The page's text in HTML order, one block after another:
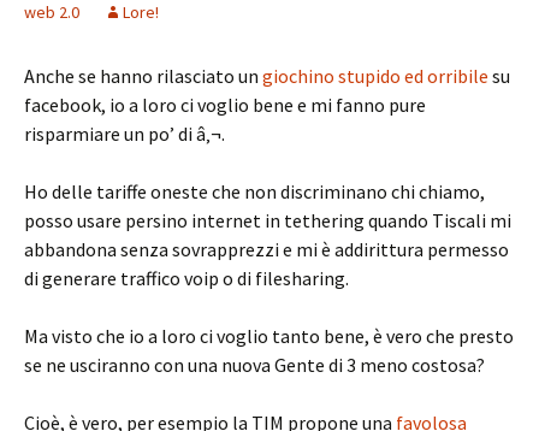
web 2.0
Lore!
Anche se hanno rilasciato un giochino stupido ed orribile su
facebook, io a loro ci voglio bene e mi fanno pure
risparmiare un po’ di â‚¬.
Ho delle tariffe oneste che non discriminano chi chiamo,
posso usare persino internet in tethering quando Tiscali mi
abbandona senza sovrapprezzi e mi è addirittura permesso
di generare traffico voip o di filesharing.
Ma visto che io a loro ci voglio tanto bene, è vero che presto
se ne usciranno con una nuova Gente di 3 meno costosa?
Cioè, è vero, per esempio la TIM propone una favolosa